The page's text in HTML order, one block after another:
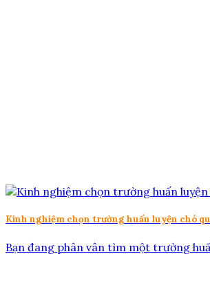
Kinh nghiệm chọn trường huấn luyện chó
Bạn đang phân vân tìm một trường